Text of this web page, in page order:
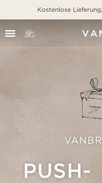
Kostenlose
PUSH-